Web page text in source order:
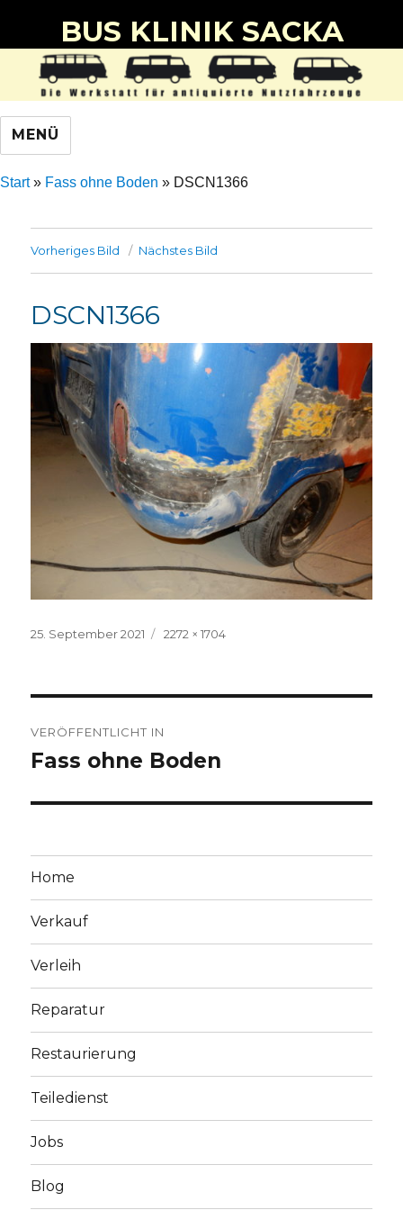
BUS KLINIK SACKA
MENÜ
Start» Fass ohne Boden » DSCN1366
Vorheriges Bild Nächstes Bild
DSCN1366
Veröffentlicht
25. September 2021
Volle
2272 × 1704
VERÖFFENTLICHT IN
Fass ohne Boden
Home
Verkauf
Verleih
Reparatur
Restaurierung
Teiledienst
Jobs
Blog